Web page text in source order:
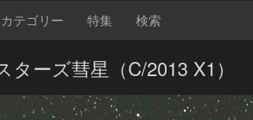
カテゴリー 特集 検索
ーズ彗星（C/2013 X1）